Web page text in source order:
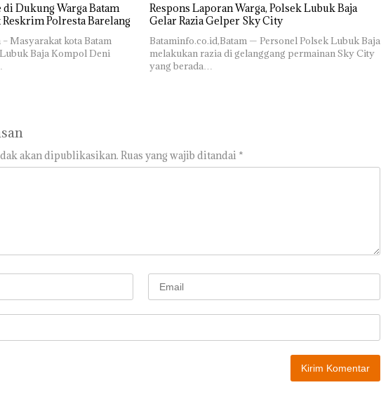
Warga Batam
Reskrim Polresta Barelang
Masyarakat kota Batam
Baja Kompol Deni
Respons Laporan Warga, Polsek Lubuk Baja
Gelar Razia Gelper Sky City
Bataminfo.co.id,Batam — Personel Polsek Lubuk Baja
melakukan razia di gelanggang permainan Sky City
yang berada…
akan dipublikasikan. Ruas yang wajib ditandai *